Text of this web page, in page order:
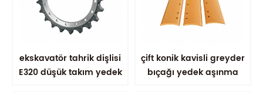
ekskavatör tahrik dişlisi
E320 düşük takım yedek
çift ​​konik kavisli greyder
bıçağı yedek aşınma